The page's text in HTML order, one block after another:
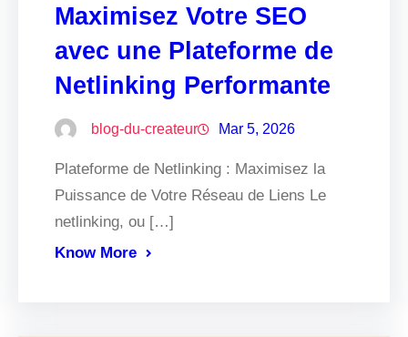
Maximisez Votre SEO
avec une Plateforme de
Netlinking Performante
blog-du-createur Mar 5, 2026
Plateforme de Netlinking : Maximisez la
Puissance de Votre Réseau de Liens Le
netlinking, ou […]
Know More